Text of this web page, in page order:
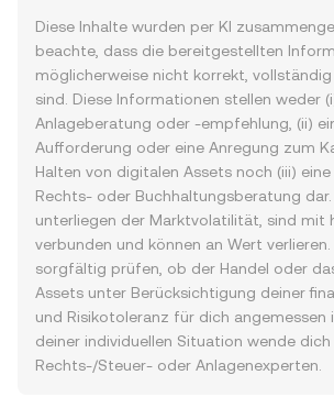
Diese Inhalte wurden per KI
beachte, dass die bereitgestellten
möglicherweise nicht korrekt,
sind. Diese Informationen stellen weder
Anlageberatung oder -empfehlung, (ii)
Aufforderung oder eine Anregung zum
Halten von digitalen Assets noch (iii) eine
Rechts- oder Buchhaltungsberatung
unterliegen der Marktvolatilität, sind mit
verbunden und können an Wert
sorgfältig prüfen, ob der Handel oder
Assets unter Berücksichtigung deiner
und Risikotoleranz für dich angemessen
deiner individuellen Situation wende
Rechts-/Steuer- oder Anlagenexperten.